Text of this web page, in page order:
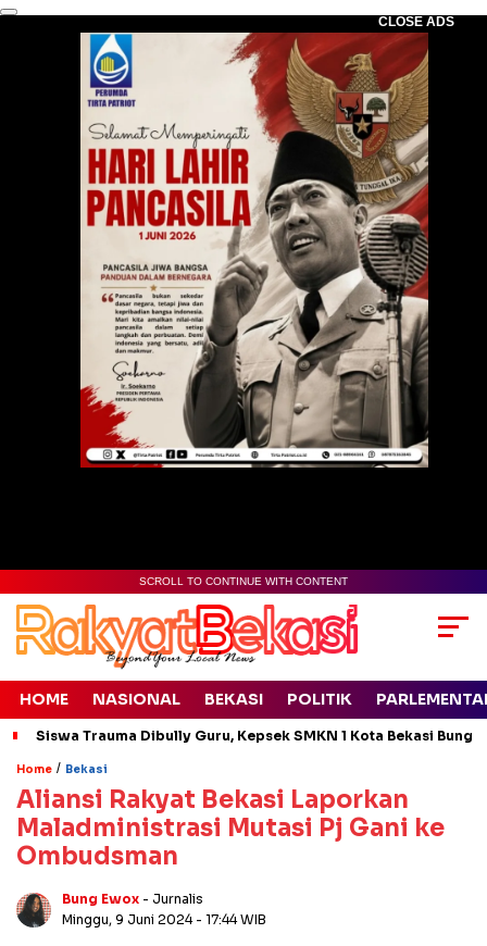
CLOSE ADS
SCROLL TO CONTINUE WITH CONTENT
HOME NASIONAL BEKASI POLITIK
Siswa Trauma Dibully Guru, Kepsek SMKN 1 Kota Bekasi
Home / Bekasi
Aliansi Rakyat Bekasi Laporkan
Maladministrasi Mutasi Pj Gani ke
Ombudsman
Bung Ewox - Jurnalis
Minggu, 9 Juni 2024 - 17:44 WIB